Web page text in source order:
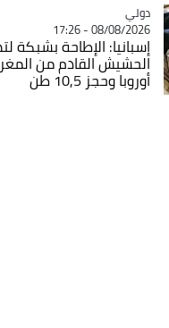
Catégorie
دولي
08/08/2026 - 17:26
إسبانيا: الإطاحة بشبكة
الحشيش القادم من
أوروبا وحجز 10,5 طن